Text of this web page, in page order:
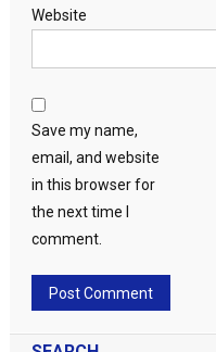
Website
Save my name,
email, and website
in this browser for
the next time I
comment.